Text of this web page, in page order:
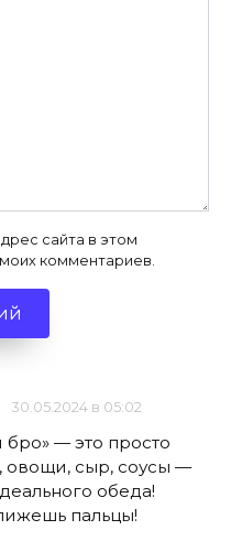
сайта в этом
комментариев.
30.05.2024 в 05:02
бро» — это просто
овощи, сыр, соусы —
обеда!
пальцы!